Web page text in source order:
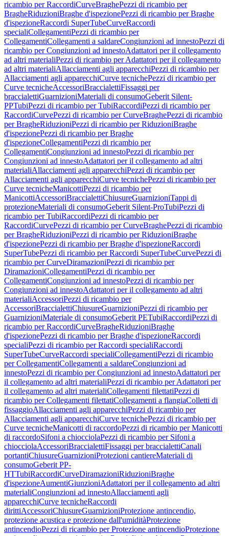
ricambio per RaccordiCurveBraghePezzi di ricambio per
BragheRiduzioniBraghe d'ispezionePezzi di ricambio per Braghe
d'ispezioneRaccordi SuperTubeCurveRaccordi
specialiCollegamentiPezzi di ricambio per
CollegamentiCollegamenti a saldareCongiunzioni ad innestoPezzi di
ricambio per Congiunzioni ad innestoAdattatori per il collegamento
ad altri materialiPezzi di ricambio per Adattatori per il collegamento
ad altri materialiAllacciamenti agli apparecchiPezzi di ricambio per
Allacciamenti agli apparecchiCurve tecnichePezzi di ricambio per
Curve tecnicheAccessoriBraccialettiFissaggi per
braccialettiGuarnizioniMateriali di consumoGeberit Silent-
PPTubiPezzi di ricambio per TubiRaccordiPezzi di ricambio per
RaccordiCurvePezzi di ricambio per CurveBraghePezzi di ricambio
per BragheRiduzioniPezzi di ricambio per RiduzioniBraghe
d'ispezionePezzi di ricambio per Braghe
d'ispezioneCollegamentiPezzi di ricambio per
CollegamentiCongiunzioni ad innestoPezzi di ricambio per
Congiunzioni ad innestoAdattatori per il collegamento ad altri
materialiAllacciamenti agli apparecchiPezzi di ricambio per
Allacciamenti agli apparecchiCurve tecnichePezzi di ricambio per
Curve tecnicheManicottiPezzi di ricambio per
ManicottiAccessoriBraccialettiChiusureGuarnizioniTappi di
protezioneMateriali di consumoGeberit Silent-ProTubiPezzi di
ricambio per TubiRaccordiPezzi di ricambio per
RaccordiCurvePezzi di ricambio per CurveBraghePezzi di ricambio
per BragheRiduzioniPezzi di ricambio per RiduzioniBraghe
d'ispezionePezzi di ricambio per Braghe d'ispezioneRaccordi
SuperTubePezzi di ricambio per Raccordi SuperTubeCurvePezzi di
ricambio per CurveDiramazioniPezzi di ricambio per
DiramazioniCollegamentiPezzi di ricambio per
CollegamentiCongiunzioni ad innestoPezzi di ricambio per
Congiunzioni ad innestoAdattatori per il collegamento ad altri
materialiAccessoriPezzi di ricambio per
AccessoriBraccialettiChiusureGuarnizioniPezzi di ricambio per
GuarnizioniMateriale di consumoGeberit PETubiRaccordiPezzi di
ricambio per RaccordiCurveBragheRiduzioniBraghe
d'ispezionePezzi di ricambio per Braghe d'ispezioneRaccordi
specialiPezzi di ricambio per Raccordi specialiRaccordi
SuperTubeCurveRaccordi specialiCollegamentiPezzi di ricambio
per CollegamentiCollegamenti a saldareCongiunzioni ad
innestoPezzi di ricambio per Congiunzioni ad innestoAdattatori per
il collegamento ad altri materialiPezzi di ricambio per Adattatori per
il collegamento ad altri materialiCollegamenti filettatiPezzi di
ricambio per Collegamenti filettatiCollegamenti a flangiaColletti di
fissaggioAllacciamenti agli apparecchiPezzi di ricambio per
Allacciamenti agli apparecchiCurve tecnichePezzi di ricambio per
Curve tecnicheManicotti di raccordoPezzi di ricambio per Manicotti
di raccordoSifoni a chiocciolaPezzi di ricambio per Sifoni a
chiocciolaAccessoriBraccialettiFissaggi per braccialettiCanali
portantiChiusureGuarnizioniProtezioni cantiereMateriali di
consumoGeberit PP-
HTTubiRaccordiCurveDiramazioniRiduzioniBraghe
d'ispezioneAumentiGiunzioniAdattatori per il collegamento ad altri
materialiCongiunzioni ad innestoAllacciamenti agli
apparecchiCurve tecnicheRaccordi
dirittiAccessoriChiusureGuarnizioniProtezione antincendio,
protezione acustica e protezione dall'umiditàProtezione
antincendioPezzi di ricambio per Protezione antincendioProtezione